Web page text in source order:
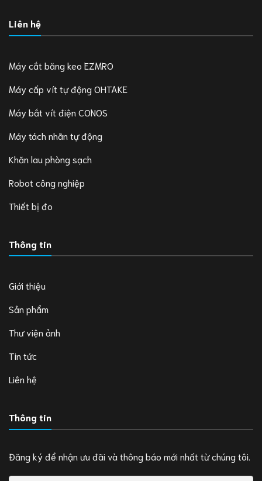
Liên hệ
Máy cắt băng keo EZMRO
Máy cấp vít tự động OHTAKE
Máy bắt vít điện CONOS
Máy tách nhãn tự động
Khăn lau phòng sạch
Robot công nghiệp
Thiết bị đo
Thông tin
Giới thiệu
Sản phẩm
Thư viện ảnh
Tin tức
Liên hệ
Thông tin
Đăng ký để nhận ưu đãi và thông báo mới nhất từ chúng tôi.